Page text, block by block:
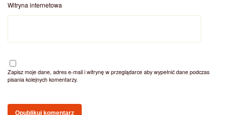
Witryna internetowa
Zapisz moje dane, adres e-mail i witrynę w przeglądarce aby wypełnić dane podczas
pisania kolejnych komentarzy.